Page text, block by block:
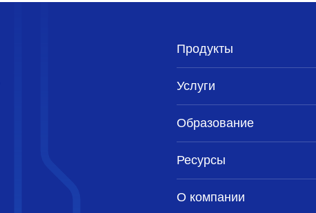
Продукты
Услуги
Образование
Ресурсы
О компании